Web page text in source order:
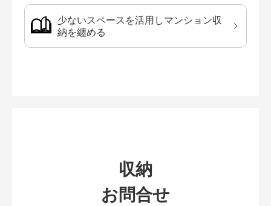
少ないスペースを活用しマンション収
納を纏める
収納
お問合せ